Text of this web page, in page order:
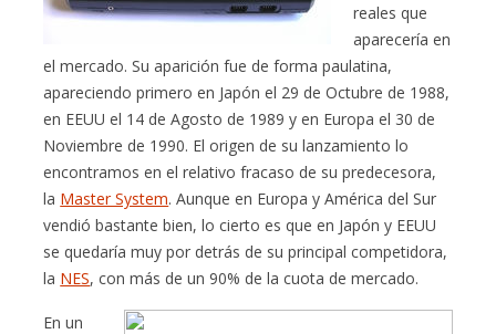
reales que
aparecería en
el mercado. Su aparición fue de forma paulatina,
apareciendo primero en Japón el 29 de Octubre de 1988,
en EEUU el 14 de Agosto de 1989 y en Europa el 30 de
Noviembre de 1990. El origen de su lanzamiento lo
encontramos en el relativo fracaso de su predecesora,
la Master System. Aunque en Europa y América del Sur
vendió bastante bien, lo cierto es que en Japón y EEUU
se quedaría muy por detrás de su principal competidora,
la NES, con más de un 90% de la cuota de mercado.
En un